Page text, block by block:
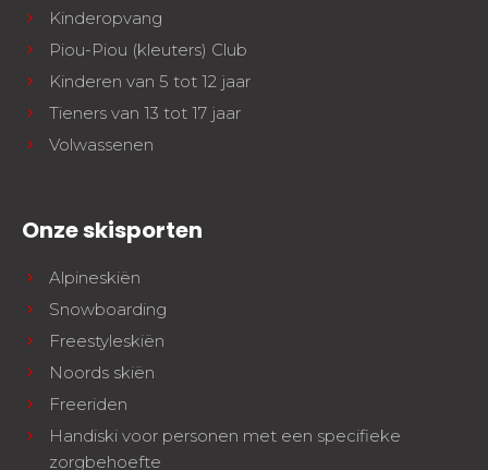
Kinderopvang
Piou-Piou (kleuters) Club
Kinderen van 5 tot 12 jaar
Tieners van 13 tot 17 jaar
Volwassenen
Onze skisporten
Alpineskiën
Snowboarding
Freestyleskiën
Noords skiën
Freeriden
Handiski voor personen met een specifieke
zorgbehoefte